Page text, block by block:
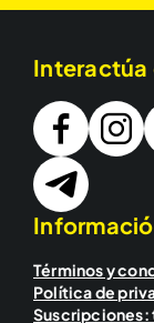
Interactúa
Términos y
Política de
Suscripciones: